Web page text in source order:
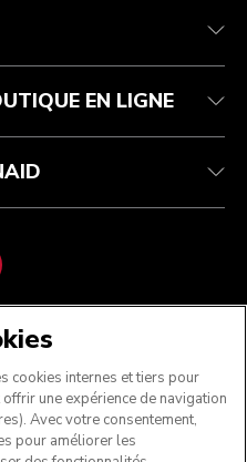
EN LIGNE
NOUS
cookies internes et tiers pour
une expérience de navigation
Avec votre consentement,
pour améliorer les